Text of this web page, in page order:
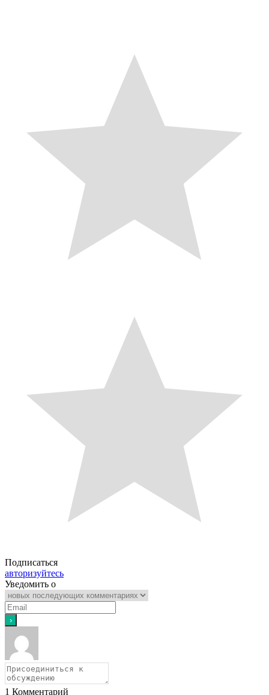
Подписаться
авторизуйтесь
Уведомить о
1 Комментарий